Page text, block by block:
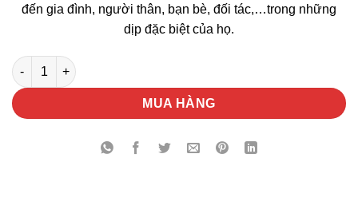
đến gia đình, người thân, bạn bè, đối tác,…trong những
dịp đặc biệt của họ.
Bánh Kem Merry Christmas số lượng
MUA HÀNG